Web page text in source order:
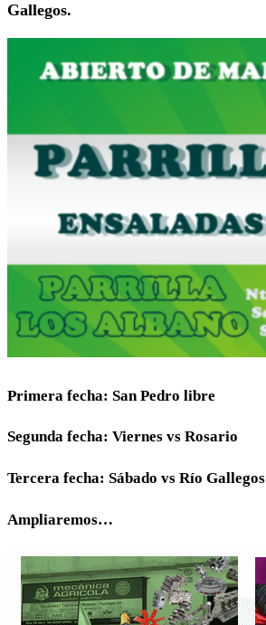
Gallegos.
Primera fecha: San Pedro libre
Segunda fecha: Viernes vs Rosario
Tercera fecha: Sábado vs Río Gallegos
Ampliaremos…